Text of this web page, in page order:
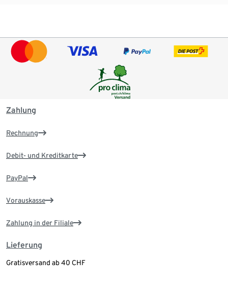
Zahlung
Rechnung
Debit- und Kreditkarte
PayPal
Vorauskasse
Zahlung in der Filiale
Lieferung
Gratisversand ab 40 CHF